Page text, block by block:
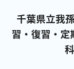
千葉県立我
習・復習・定